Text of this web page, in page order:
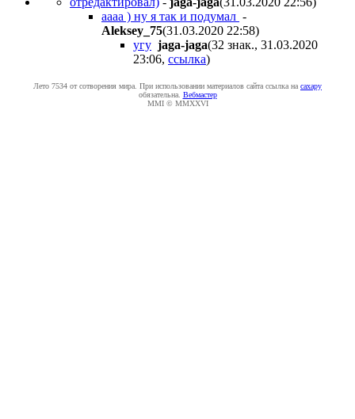
аааа ) ну я так и подумал -
Aleksey_75(31.03.2020 22:58)
угу jaga-jaga(32 знак., 31.03.2020
23:06, ссылка)
Лето 7534 от сотворения мира. При использовании материалов сайта ссылка на caxapу
обязательна. Вебмастер
MMI © MMXXVI